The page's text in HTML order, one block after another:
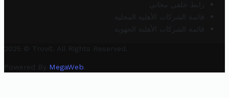
رابط خلفي مجاني
قائمة الشركات الأهلية المحلية
قائمة الشركات الأهلية الجهوية
2025 © Trovit. All Rights Reserved.
Powered By MegaWeb